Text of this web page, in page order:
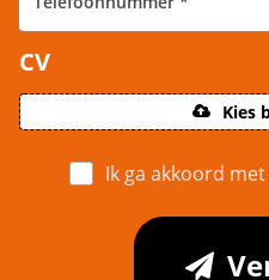
CV
Kies
Ik ga akkoord